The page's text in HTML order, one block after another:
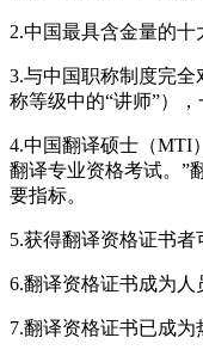
2.中国最具含金量的
3.与中国职称制度完
称等级中的“讲师”）
4.中国翻译硕士（MTI
翻译专业资格考试。”
要指标。
5.获得翻译资格证书
6.翻译资格证书成为人
7.翻译资格证书已成